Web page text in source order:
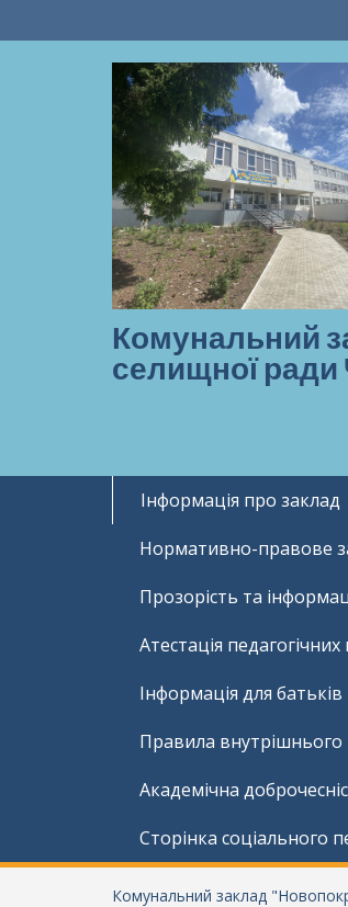
Комунальний
селищної ради
Інформація про заклад
Нормативно-правове
Прозорість та
Атестація
Інформація для батьків
Правила
Академічна
Сторінка соціального
Комунальний заклад